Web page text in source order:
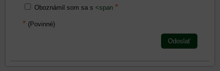
Oboznámil som sa s <span *
* (Povinné)
Odoslať